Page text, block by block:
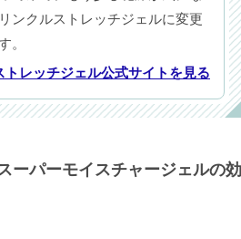
ンクルストレッチジェルに変更
。
トレッチジェル公式サイトを見る
ーパーモイスチャージェルの効